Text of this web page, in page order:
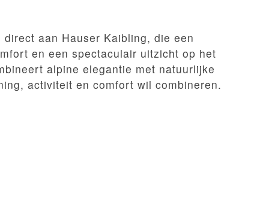
aan Hauser Kaibling, die een
en een spectaculair uitzicht op het
alpine elegantie met natuurlijke
activiteit en comfort wil combineren.